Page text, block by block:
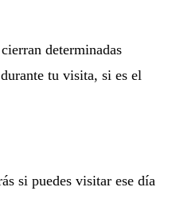
determinadas
tu visita, si es el
si puedes visitar ese día